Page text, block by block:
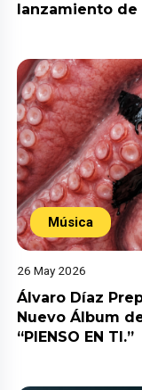
lanzamiento de
Música
26 May 2026
Álvaro Díaz
Nuevo Álbum
“PIENSO EN TI.”